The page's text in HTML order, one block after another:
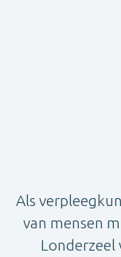
Als
van mensen
Londerzeel